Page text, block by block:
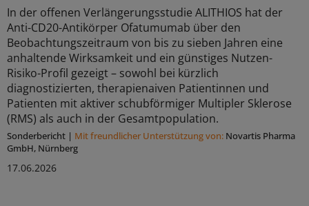
In der offenen Verlängerungsstudie ALITHIOS hat der
Anti-CD20-Antikörper Ofatumumab über den
Beobachtungszeitraum von bis zu sieben Jahren eine
anhaltende Wirksamkeit und ein günstiges Nutzen-
Risiko-Profil gezeigt – sowohl bei kürzlich
diagnostizierten, therapienaiven Patientinnen und
Patienten mit aktiver schubförmiger Multipler Sklerose
(RMS) als auch in der Gesamtpopulation.
Sonderbericht | Mit freundlicher Unterstützung von: Novartis Pharma
GmbH, Nürnberg
17.06.2026